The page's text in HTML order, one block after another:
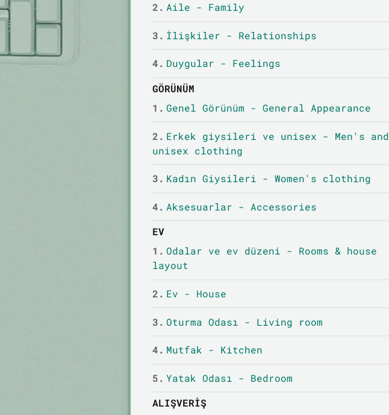
2. Aile - Family
3. İlişkiler - Relationships
4. Duygular - Feelings
GÖRÜNÜM
1. Genel Görünüm - General Appearance
2. Erkek giysileri ve unisex - Men's and
unisex clothing
3. Kadın Giysileri - Women's clothing
4. Aksesuarlar - Accessories
EV
1. Odalar ve ev düzeni - Rooms & house
layout
2. Ev - House
3. Oturma Odası - Living room
4. Mutfak - Kitchen
5. Yatak Odası - Bedroom
ALIŞVERIŞ